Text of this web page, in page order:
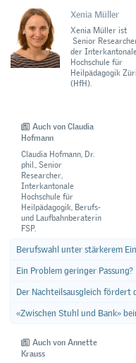
Xenia Müller
Xenia Müller ist
Senior
der
Hochschule für
Heilpädagogik
(HfH).
Auch von Claudia
Hofmann
Claudia Hofmann, Dr.
phil., Senior
Researcher,
Interkantonale
Hochschule für
Heilpädagogik, Berufs-
und Laufbahnberaterin
FSP.
Berufswahl unter stärkerem
Ein Problem geringer Passung?
Der Nachteilsausgleich fördert
«Zwischen Stuhl und Bank»
Auch von Annette
Krauss